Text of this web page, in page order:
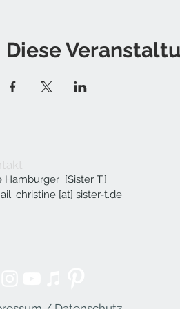
Diese
Hamburger [Sister T.]
christine [at] sister-t.de